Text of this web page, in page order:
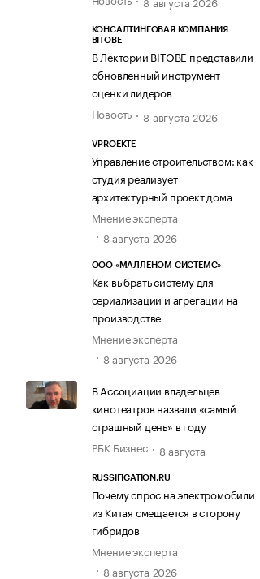
КОНСАЛТИНГОВАЯ КОМПАНИЯ
BITOBE
В Лектории BITOBE представили
обновленный инструмент
оценки лидеров
Новость
8 августа 2026
VPROEKTE
Управление строительством: как
студия реализует
архитектурный проект дома
Мнение эксперта
8 августа 2026
ООО «МАЛЛЕНОМ СИСТЕМС»
Как выбрать систему для
сериализации и агрегации на
производстве
Мнение эксперта
8 августа 2026
В Ассоциации владельцев
кинотеатров назвали «самый
страшный день» в году
РБК Бизнес
8 августа
RUSSIFICATION.RU
Почему спрос на электромобили
из Китая смещается в сторону
гибридов
Мнение эксперта
8 августа 2026